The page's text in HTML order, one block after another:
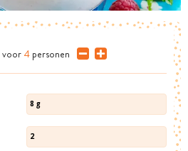
voor 4 personen
8 g
2